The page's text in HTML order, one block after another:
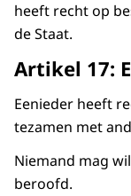
heeft recht op
de Staat.
Artikel 17:
Eenieder heeft
tezamen met
Niemand mag
beroofd.